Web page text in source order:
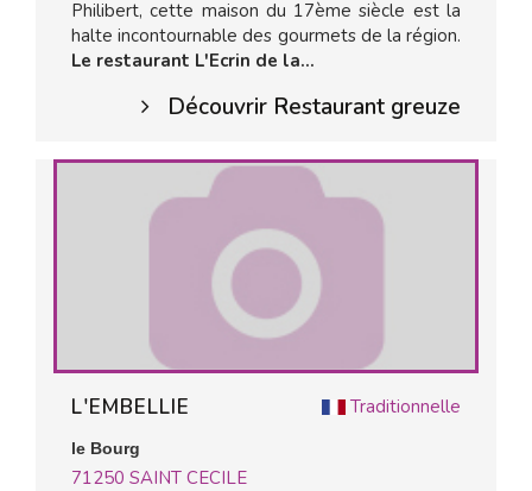
Philibert, cette maison du 17ème siècle est la
halte incontournable des gourmets de la région.
Le restaurant L'Ecrin de la...
Découvrir Restaurant greuze
Traditionnelle
L'EMBELLIE
le Bourg
71250 SAINT CECILE